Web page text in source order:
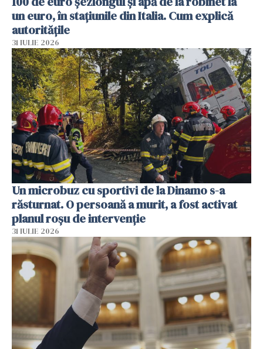
un euro, în stațiunile din Italia. Cum explică
autoritățile
31 IULIE 2026
Un microbuz cu sportivi de la Dinamo s-a
răsturnat. O persoană a murit, a fost activat
planul roșu de intervenție
31 IULIE 2026